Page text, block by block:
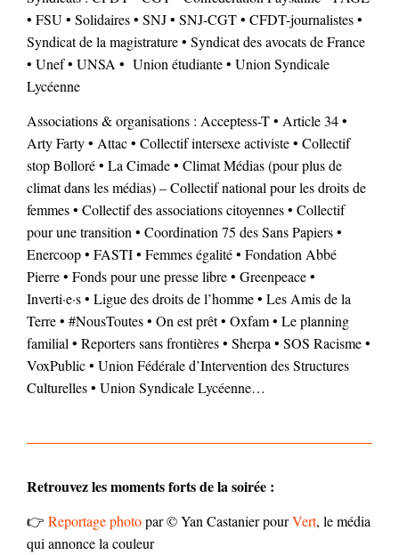
• FSU • Solidaires • SNJ • SNJ-CGT • CFDT-journalistes •
Syndicat de la magistrature • Syndicat des avocats de France
• Unef • UNSA • Union étudiante • Union Syndicale
Lycéenne
Associations & organisations : Acceptess-T • Article 34 •
Arty Farty • Attac • Collectif intersexe activiste • Collectif
stop Bolloré • La Cimade • Climat Médias (pour plus de
climat dans les médias) – Collectif national pour les droits de
femmes • Collectif des associations citoyennes • Collectif
pour une transition • Coordination 75 des Sans Papiers •
Enercoop • FASTI • Femmes égalité • Fondation Abbé
Pierre • Fonds pour une presse libre • Greenpeace •
Inverti·e·s • Ligue des droits de l’homme • Les Amis de la
Terre • #NousToutes • On est prêt • Oxfam • Le planning
familial • Reporters sans frontières • Sherpa • SOS Racisme •
VoxPublic • Union Fédérale d’Intervention des Structures
Culturelles • Union Syndicale Lycéenne…
Retrouvez les moments forts de la soirée :
👉 Reportage photopar © Yan Castanier pourVert, le média
qui annonce la couleur